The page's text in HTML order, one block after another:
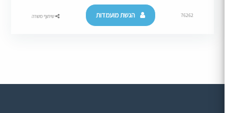
76262 הגשת מועמדות שיתוף משרה